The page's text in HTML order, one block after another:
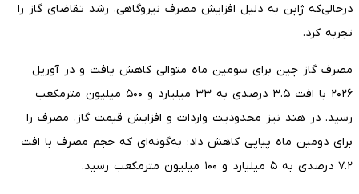
درحالی‌که ژاپن به دلیل افزایش مصرف نیروگاهی، رشد تقاضای گاز را
تجربه کرد.
مصرف گاز چین برای سومین ماه متوالی کاهش یافت و در آوریل
۲۰۲۶ با افت ۳.۵ درصدی به ۳۳ میلیارد و ۵۰۰ میلیون مترمکعب
رسید. در هند نیز محدودیت واردات و افزایش قیمت گاز، مصرف را
برای دومین ماه پیاپی کاهش داد؛ به‌گونه‌ای که حجم مصرف با افت
۷.۲ درصدی به ۵ میلیارد و ۱۰۰ میلیون مترمکعب رسید.